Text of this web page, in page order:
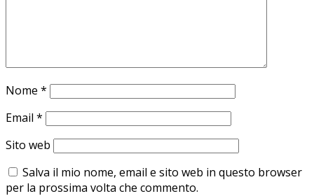
Nome *
Email *
Sito web
Salva il mio nome, email e sito web in questo browser
per la prossima volta che commento.